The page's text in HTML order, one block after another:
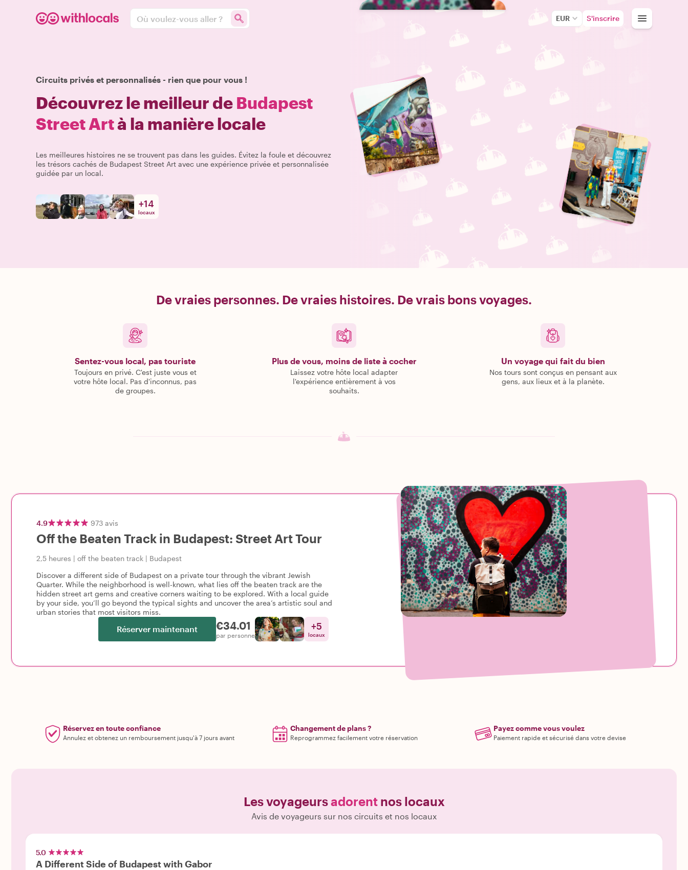
Où voulez-vous aller ? EUR S'inscrire
Circuits privés et personnalisés - rien que pour vous !
Découvrez le meilleur de Budapest
Street Artà la manière locale
Les meilleures histoires ne se trouvent pas dans les guides. Évitez la foule et découvrez
les trésors cachés de Budapest Street Art avec une expérience privée et personnalisée
guidée par un local.
+14
locaux
De vraies personnes. De vraies histoires. De vrais bons voyages.
Sentez-vous local, pas touriste
Toujours en privé. C'est juste vous et
votre hôte local. Pas d'inconnus, pas
de groupes.
Plus de vous, moins de liste à cocher
Laissez votre hôte local adapter
l'expérience entièrement à vos
souhaits.
Un voyage qui fait du bien
Nos tours sont conçus en pensant aux
gens, aux lieux et à la planète.
4.9 973 avis
Off the Beaten Track in Budapest: Street Art Tour
2,5 heures | off the beaten track | Budapest
Discover a different side of Budapest on a private tour through the vibrant Jewish
Quarter. While the neighborhood is well-known, what lies off the beaten track are the
hidden street art gems and creative corners waiting to be explored. With a local guide
by your side, you’ll go beyond the typical sights and uncover the area’s artistic soul and
urban stories that most visitors miss.
Réserver maintenant €34.01
par personne
+5
locaux
Réservez en toute confiance
Annulez et obtenez un remboursement jusqu'à 7 jours avant
Changement de plans ?
Reprogrammez facilement votre réservation
Payez comme vous voulez
Paiement rapide et sécurisé dans votre devise
Les voyageursadorentnos locaux
Avis de voyageurs sur nos circuits et nos locaux
5.0
A Different Side of Budapest with Gabor